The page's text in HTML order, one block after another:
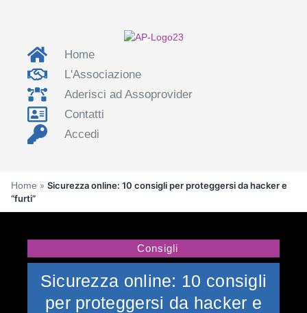
Home
L'Associazione
Aderisci ad Assoprovider
Contatti
Accedi
Home » Sicurezza online: 10 consigli per proteggersi da hacker e
“furti”
Consigli
Sicurezza online: 10 consigli
per proteggersi da hacker e